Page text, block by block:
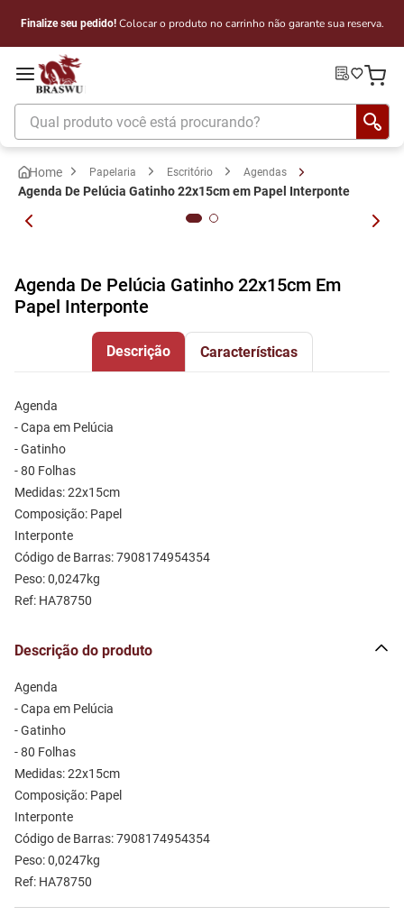
Finalize seu pedido!Colocar o produto no carrinho não garante sua reserva.
Qual produto você está procurando?
Papelaria Escritório Agendas
Agenda De Pelúcia Gatinho 22x15cm em Papel Interponte
Agenda De Pelúcia Gatinho 22x15cm Em
Papel Interponte
Descrição Características
Agenda
- Capa em Pelúcia
- Gatinho
- 80 Folhas
Medidas: 22x15cm
Composição: Papel
Interponte
Código de Barras: 7908174954354
Peso: 0,0247kg
Ref: HA78750
Descrição do produto
Agenda
- Capa em Pelúcia
- Gatinho
- 80 Folhas
Medidas: 22x15cm
Composição: Papel
Interponte
Código de Barras: 7908174954354
Peso: 0,0247kg
Ref: HA78750